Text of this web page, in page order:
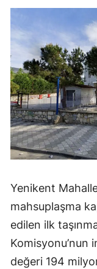
Yenikent
mahsuplaşma
edilen ilk
Komisyonu’nun
değeri 194